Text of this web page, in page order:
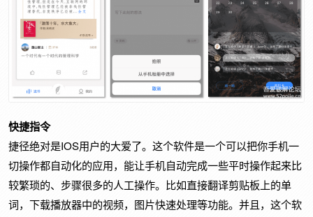
快捷指令
捷径绝对是IOS用户的大爱了。这个软件是一个可以把你手机一
切操作都自动化的应用，能让手机自动完成一些平时操作起来比
较繁琐的、步骤很多的人工操作。比如直接翻译剪贴板上的单
词，下载播放器中的视频，图片快速处理等功能。并且，这个软